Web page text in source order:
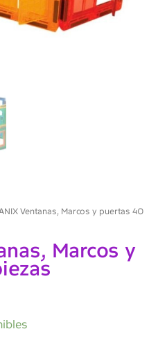
Ventanas, Marcos y puertas 40
Marcos y